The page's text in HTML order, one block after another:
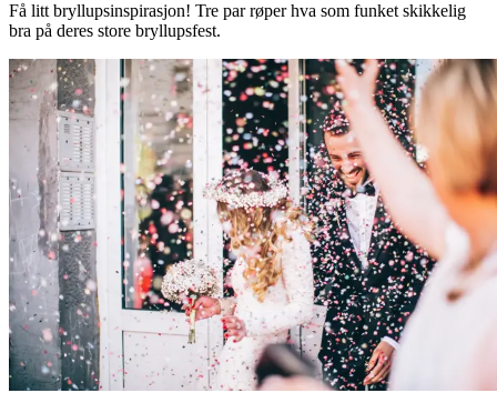
Få litt bryllupsinspirasjon! Tre par røper hva som funket skikkelig
bra på deres store bryllupsfest.